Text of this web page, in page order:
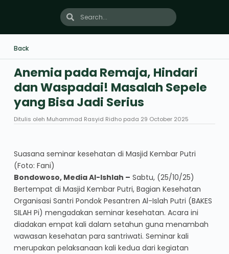
Back
Anemia pada Remaja, Hindari
dan Waspadai! Masalah Sepele
yang Bisa Jadi Serius
Ditulis oleh Muhammad Rasyid Ridho pada 29 October 2025
Suasana seminar kesehatan di Masjid Kembar Putri
(Foto: Fani)
Bondowoso, Media Al-Ishlah – Sabtu, (25/10/25)
Bertempat di Masjid Kembar Putri, Bagian Kesehatan
Organisasi Santri Pondok Pesantren Al-Islah Putri (BAKES
SILAH Pi) mengadakan seminar kesehatan. Acara ini
diadakan empat kali dalam setahun guna menambah
wawasan kesehatan para santriwati. Seminar kali
merupakan pelaksanaan kali kedua dari kegiatan